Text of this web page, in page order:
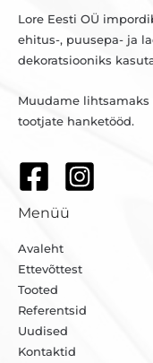
Lore Eesti OÜ
ehitus-, puusepa- ja
dekoratsiooniks
Muudame
tootjate hanketööd.
Menüü
Avaleht
Ettevõttest
Tooted
Referentsid
Uudised
Kontaktid